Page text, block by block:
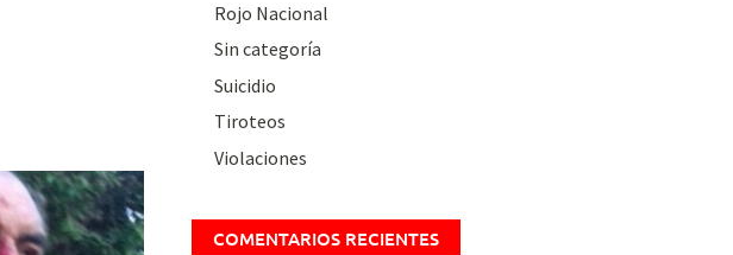
Rojo Nacional
Sin categoría
Suicidio
Tiroteos
Violaciones
COMENTARIOS RECIENTES